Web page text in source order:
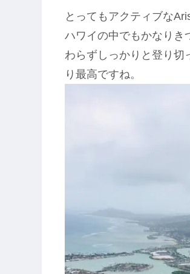
とってもアクティブな
ハワイの中でもかなりき
わらずしっかりと登り切
り最高ですね。